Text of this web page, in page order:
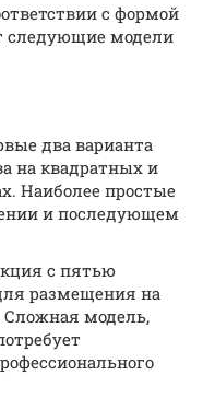
с формой
следующие модели
два варианта
на квадратных и
Наиболее простые
и последующем
с пятью
размещения на
Сложная модель,